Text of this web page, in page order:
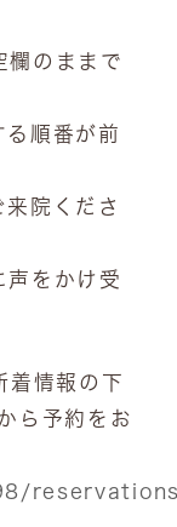
欄のままで
る順番が前
来院くださ
声をかけ受
着情報の下
ら予約をお